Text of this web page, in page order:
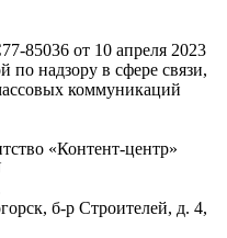
85036 от 10 апреля 2023
по надзору в сфере связи,
коммуникаций
«Контент-центр»
б-р Строителей, д. 4,